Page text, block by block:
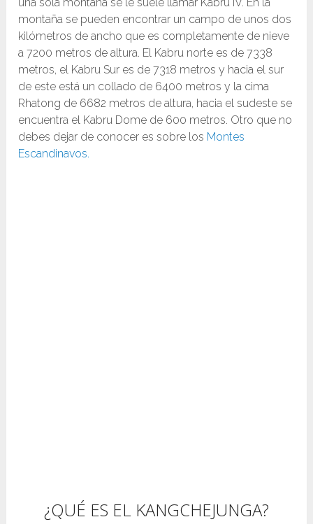
montaña se pueden encontrar un campo de unos dos
kilómetros de ancho que es completamente de nieve
a 7200 metros de altura. El Kabru norte es de 7338
metros, el Kabru Sur es de 7318 metros y hacia el sur
de este está un collado de 6400 metros y la cima
Rhatong de 6682 metros de altura, hacia el sudeste se
encuentra el Kabru Dome de 600 metros. Otro que no
debes dejar de conocer es sobre los Montes
Escandinavos.
¿QUÉ ES EL KANGCHEJUNGA?